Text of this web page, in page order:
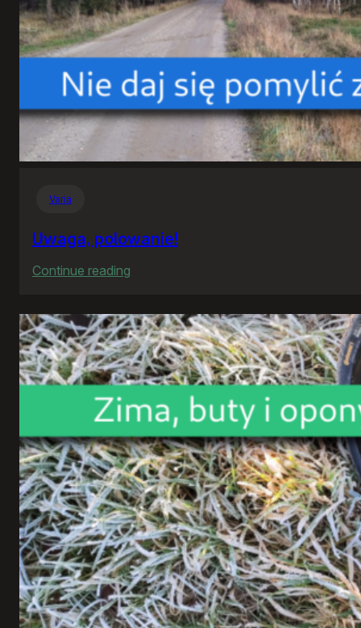
Varia
Uwaga, polowanie!
Continue reading
polowanie!